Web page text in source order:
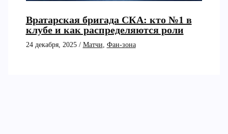
Вратарская бригада СКА: кто №1 в
клубе и как распределяются роли
24 декабря, 2025 / Матчи, Фан-зона